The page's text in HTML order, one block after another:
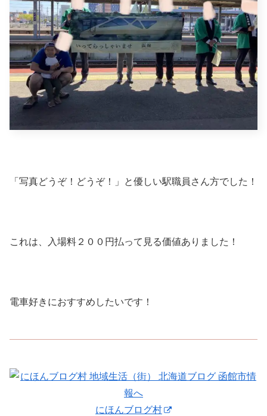
「写真どうぞ！どうぞ！」と優しい駅職員さん方でした！
これは、入場料２００円払って見る価値ありました！
電車好きにおすすめしたいです！
にほんブログ村